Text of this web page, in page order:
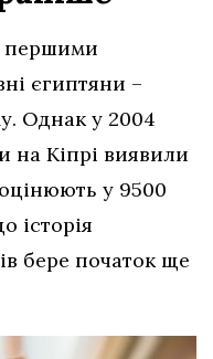
першими
єгиптяни –
Однак у 2004
на Кіпрі виявили
у 9500
історія
бере початок ще